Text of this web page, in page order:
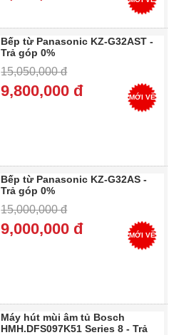
Bếp từ Panasonic KZ-G32AST -
Trả góp 0%
15,050,000 đ
9,800,000 đ MỚI VỀ
Bếp từ Panasonic KZ-G32AS -
Trả góp 0%
15,000,000 đ
9,000,000 đ MỚI VỀ
Máy hút mùi âm tủ Bosch
HMH.DFS097K51 Series 8 - Trả